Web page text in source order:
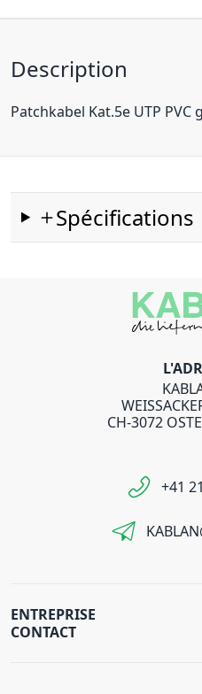
Description
Patchkabel Kat.5e UTP PVC
Spécifications
CH-3072
+41
ENTREPRISE
CONTACT